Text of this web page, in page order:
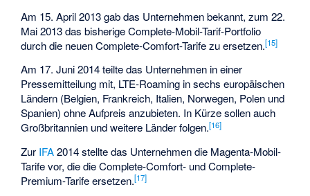
Am 15. April 2013 gab das Unternehmen bekannt, zum 22.
Mai 2013 das bisherige Complete-Mobil-Tarif-Portfolio
durch die neuen Complete-Comfort-Tarife zu ersetzen.[15]
Am 17. Juni 2014 teilte das Unternehmen in einer
Pressemitteilung mit, LTE-Roaming in sechs europäischen
Ländern (Belgien, Frankreich, Italien, Norwegen, Polen und
Spanien) ohne Aufpreis anzubieten. In Kürze sollen auch
Großbritannien und weitere Länder folgen.[16]
Zur IFA2014 stellte das Unternehmen die Magenta-Mobil-
Tarife vor, die die Complete-Comfort- und Complete-
Premium-Tarife ersetzen.[17]